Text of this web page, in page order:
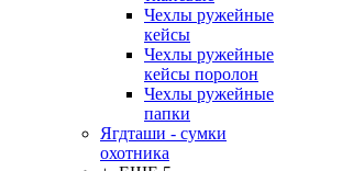
Чехлы ружейные
кейсы
Чехлы ружейные
кейсы поролон
Чехлы ружейные
папки
Ягдташи - сумки
охотника